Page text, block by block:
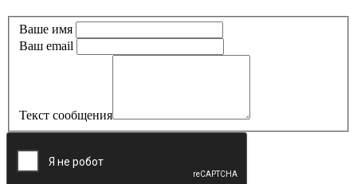
Ваше имя
Ваш email
Текст сообщения